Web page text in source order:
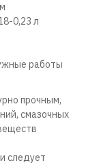
0,23 л
работы
прочным,
смазочных
следует